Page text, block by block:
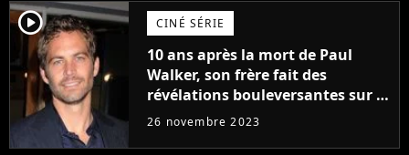
player2 CINÉ SÉRIE
10 ans après la mort de Paul
Walker, son frère fait des
révélations bouleversantes sur la
réaction des acteurs de Fast and
26 novembre 2023